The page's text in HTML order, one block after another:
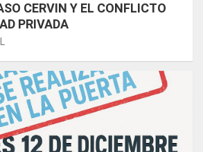
CERVIN Y EL CONFLICTO
PRIVADA